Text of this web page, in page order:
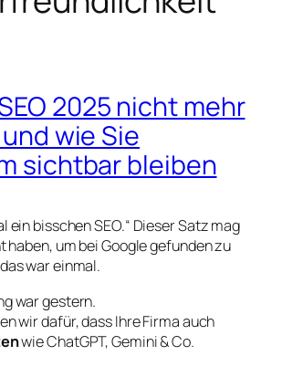
2025 nicht mehr
wie Sie
sichtbar bleiben
ein bisschen SEO.“ Dieser Satz mag
um bei Google gefunden zu
war einmal.
war gestern.
wir dafür, dass Ihre Firma auch
wie ChatGPT, Gemini & Co.